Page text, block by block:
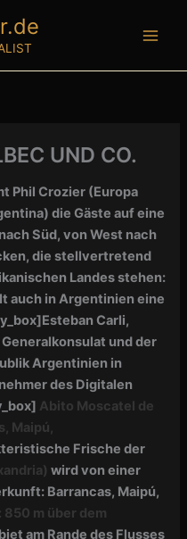
UND CO.
Phil Crozier (Europa
die Gäste auf eine
Süd, von West nach
die stellvertretend
Landes stehen:
auch in Argentinien eine
Carli,
und der
Argentinien in
des Digitalen
Abito Moscatel de
Maipú,
Frische der
wird von einer
Barrancas, Maipú,
850 m über dem
am Rande des Flusses